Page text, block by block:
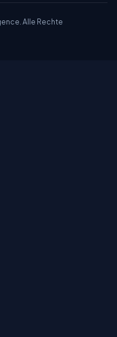
Alle Rechte